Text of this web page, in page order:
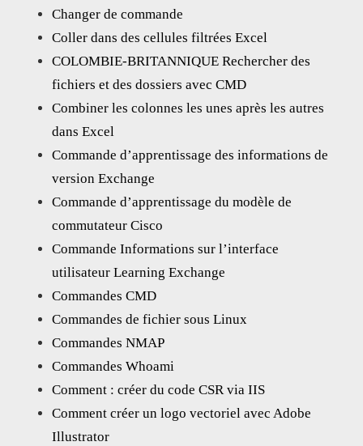
Changer de commande
Coller dans des cellules filtrées Excel
COLOMBIE-BRITANNIQUE Rechercher des
fichiers et des dossiers avec CMD
Combiner les colonnes les unes après les autres
dans Excel
Commande d’apprentissage des informations de
version Exchange
Commande d’apprentissage du modèle de
commutateur Cisco
Commande Informations sur l’interface
utilisateur Learning Exchange
Commandes CMD
Commandes de fichier sous Linux
Commandes NMAP
Commandes Whoami
Comment : créer du code CSR via IIS
Comment créer un logo vectoriel avec Adobe
Illustrator